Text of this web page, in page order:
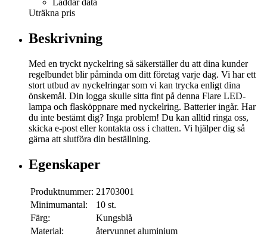
Laddar data
Uträkna pris
Beskrivning
Med en tryckt nyckelring så säkerställer du att dina kunder
regelbundet blir påminda om ditt företag varje dag. Vi har ett
stort utbud av nyckelringar som vi kan trycka enligt dina
önskemål. Din logga skulle sitta fint på denna Flare LED-
lampa och flasköppnare med nyckelring. Batterier ingår. Har
du inte bestämt dig? Inga problem! Du kan alltid ringa oss,
skicka e-post eller kontakta oss i chatten. Vi hjälper dig så
gärna att slutföra din beställning.
Egenskaper
Produktnummer: 21703001
Minimumantal:
10 st.
Färg:
Kungsblå
Material:
återvunnet aluminium